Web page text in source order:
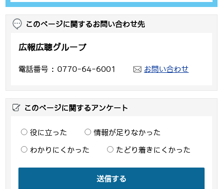
このページに関するお問い合わせ先
広報広聴グループ
電話番号 0770-64-6001 お問い合わせ
このページに関するアンケート
役に立った 情報が足りなかった
わかりにくかった たどり着きにくかった
送信する